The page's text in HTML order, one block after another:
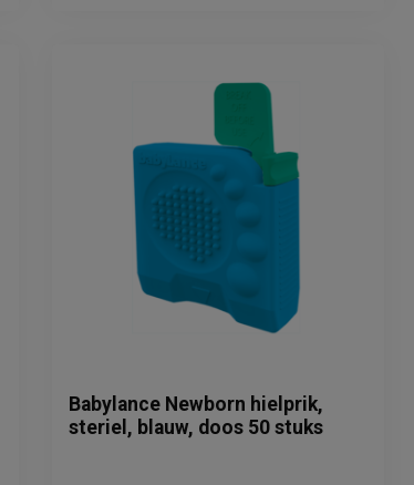
Babylance Newborn hielprik,
steriel, blauw, doos 50 stuks